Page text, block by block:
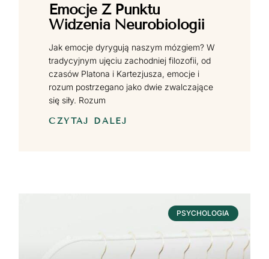
Emocje Z Punktu
Widzenia Neurobiologii
Jak emocje dyrygują naszym mózgiem? W
tradycyjnym ujęciu zachodniej filozofii, od
czasów Platona i Kartezjusza, emocje i
rozum postrzegano jako dwie zwalczające
się siły. Rozum
CZYTAJ DALEJ
PSYCHOLOGIA